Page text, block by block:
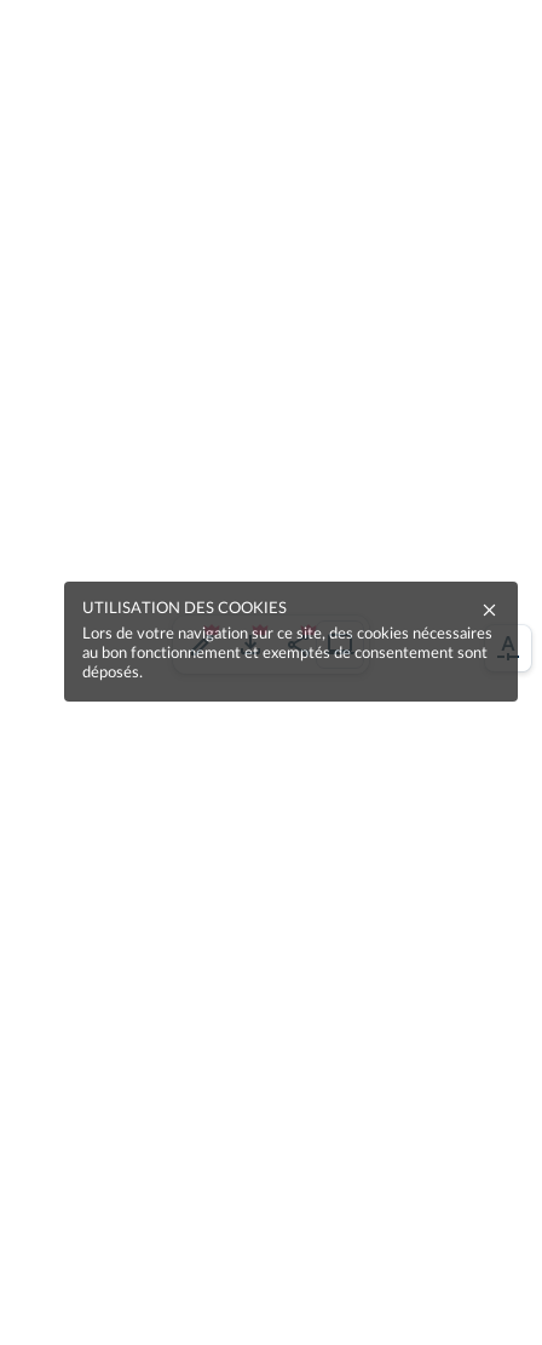
UTILISATION DES COOKIES
Lors de votre navigation sur ce site, des cookies nécessaires
au bon fonctionnement et exemptés de consentement sont
déposés.